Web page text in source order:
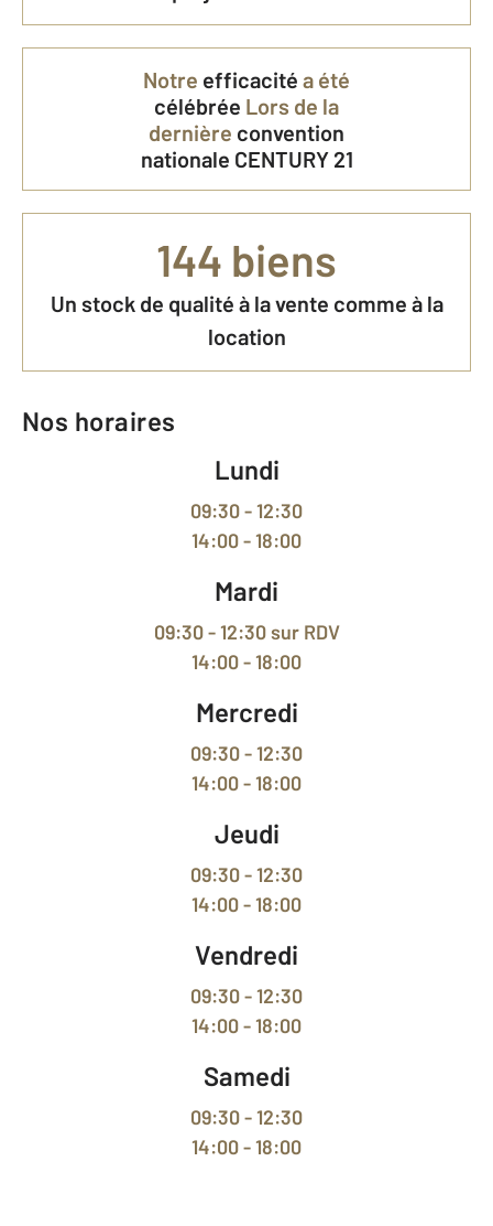
Notre efficacité a été
célébrée Lors de la
dernière convention
nationale CENTURY 21
144 biens
Un stock de qualité à la vente comme à la
location
Nos horaires
Lundi
09:30 - 12:30
14:00 - 18:00
Mardi
09:30 - 12:30sur RDV
14:00 - 18:00
Mercredi
09:30 - 12:30
14:00 - 18:00
Jeudi
09:30 - 12:30
14:00 - 18:00
Vendredi
09:30 - 12:30
14:00 - 18:00
Samedi
09:30 - 12:30
14:00 - 18:00